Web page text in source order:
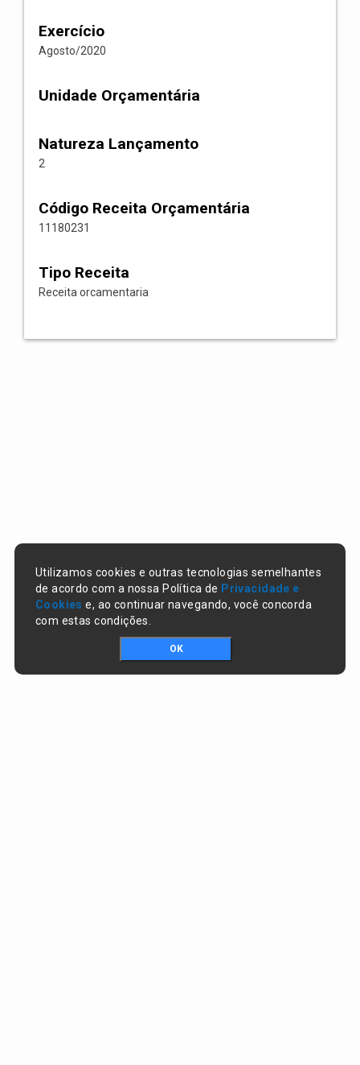
Exercício
Agosto/2020
Unidade Orçamentária
Natureza Lançamento
2
Código Receita Orçamentária
11180231
Tipo Receita
Receita orcamentaria
Utilizamos cookies e outras tecnologias semelhantes
de acordo com a nossa Política de Privacidade e
Cookies e, ao continuar navegando, você concorda
com estas condições.
OK